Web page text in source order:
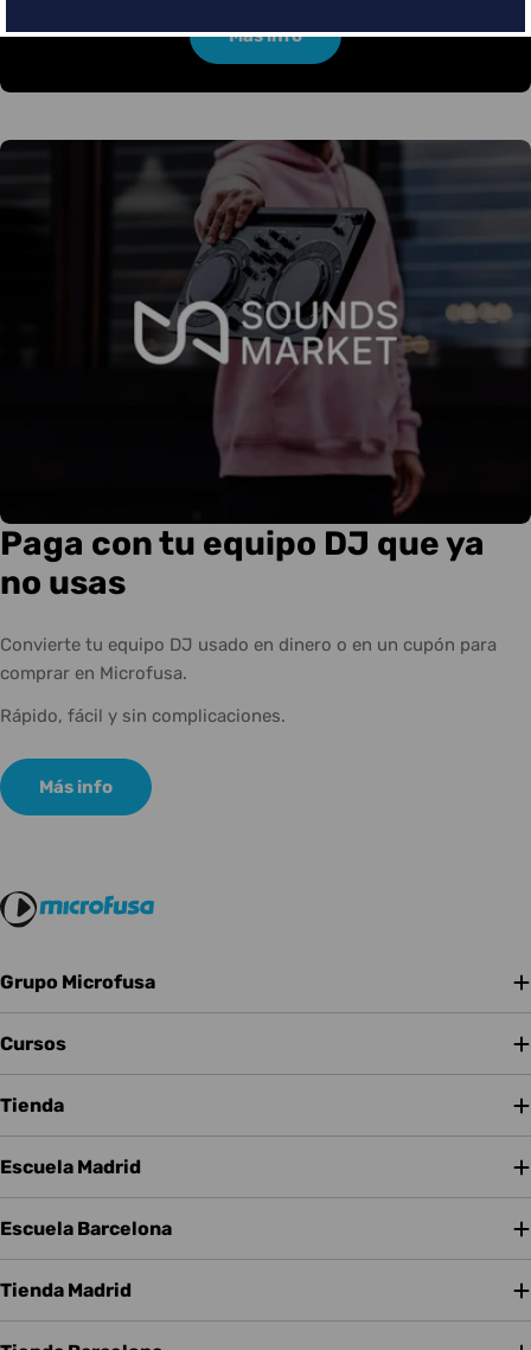
Más info
Paga con tu equipo DJ que ya
no usas
Convierte tu equipo DJ usado en dinero o en un cupón para
comprar en Microfusa.
Rápido, fácil y sin complicaciones.
Más info
Grupo Microfusa
Cursos
Tienda
Escuela Madrid
Escuela Barcelona
Tienda Madrid